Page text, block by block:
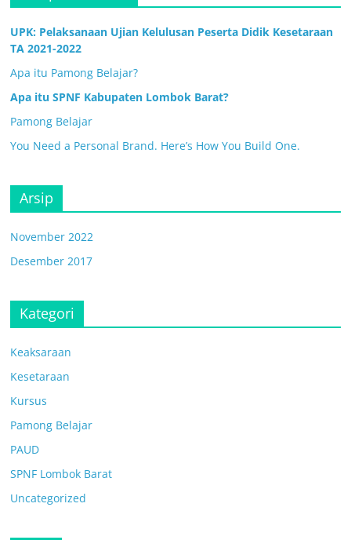
UPK: Pelaksanaan Ujian Kelulusan Peserta Didik Kesetaraan
TA 2021-2022
Apa itu Pamong Belajar?
Apa itu SPNF Kabupaten Lombok Barat?
Pamong Belajar
You Need a Personal Brand. Here’s How You Build One.
Arsip
November 2022
Desember 2017
Kategori
Keaksaraan
Kesetaraan
Kursus
Pamong Belajar
PAUD
SPNF Lombok Barat
Uncategorized